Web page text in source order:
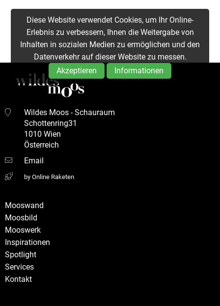
Diese Website verwendet Cookies, um Ihr Online-
Erlebnis zu verbessern, Ihnen die Weitergabe von
Inhalten in sozialen Medien zu ermöglichen und den
Datenverkehr auf dieser Website zu messen.
Akzeptieren
Informationen
Wildes Moos - Schauraum
Schottenring31
1010 Wien
Österreich
Email
by Online Raketen
Mooswand
Moosbild
Mooswerk
Inspirationen
Spotlight
Services
Kontakt